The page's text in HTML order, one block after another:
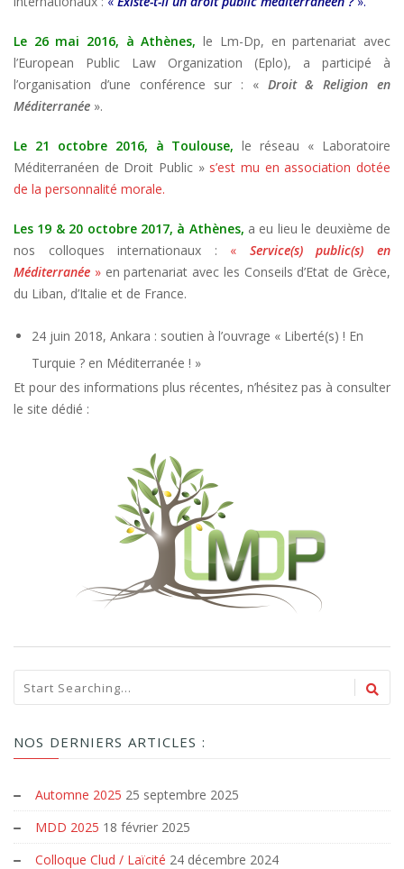
Le 26 mai 2016, à Athènes, le Lm-Dp, en partenariat avec
l’European Public Law Organization (Eplo), a participé à
l’organisation d’une conférence sur : « Droit & Religion en
Méditerranée ».
Le 21 octobre 2016, à Toulouse, le réseau « Laboratoire
Méditerranéen de Droit Public » s’est mu en association dotée
de la personnalité morale.
Les 19 & 20 octobre 2017, à Athènes, a eu lieu le deuxième de
nos colloques internationaux : « Service(s) public(s) en
Méditerranée »en partenariat avec les Conseils d’Etat de Grèce,
du Liban, d’Italie et de France.
24 juin 2018, Ankara : soutien à l’ouvrage « Liberté(s) ! En
Turquie ? en Méditerranée ! »
Et pour des informations plus récentes, n’hésitez pas à consulter
le site dédié :
NOS DERNIERS ARTICLES :
Automne 2025 25 septembre 2025
MDD 2025 18 février 2025
Colloque Clud / Laïcité 24 décembre 2024